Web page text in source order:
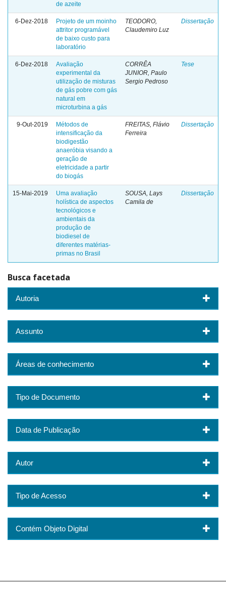
de azeite
6-Dez-2018
Projeto de um moinho
attritor programável
de baixo custo para
laboratório
TEODORO,
Claudemiro Luz
Dissertação
6-Dez-2018
Avaliação
experimental da
utilização de misturas
de gás pobre com gás
natural em
microturbina a gás
CORRÊA
JUNIOR, Paulo
Sergio Pedroso
Tese
9-Out-2019
Métodos de
intensificação da
biodigestão
anaeróbia visando a
geração de
eletricidade a partir
do biogás
FREITAS, Flávio
Ferreira
Dissertação
15-Mai-2019
Uma avaliação
holística de aspectos
tecnológicos e
ambientais da
produção de
biodiesel de
diferentes matérias-
primas no Brasil
SOUSA, Lays
Camila de
Dissertação
Busca facetada
Autoria
Assunto
Áreas de conhecimento
Tipo de Documento
Data de Publicação
Autor
Tipo de Acesso
Contém Objeto Digital